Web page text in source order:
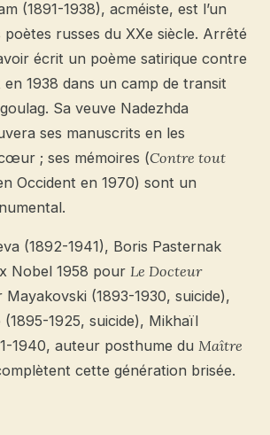
(1891-1938), acméiste, est l’un
poètes russes du XXe siècle. Arrêté
écrit un poème satirique contre
1938 dans un camp de transit
Sa veuve Nadezhda
ses manuscrits en les
; ses mémoires (Contre tout
Occident en 1970) sont un
(1892-1941), Boris Pasternak
Nobel 1958 pour Le Docteur
Mayakovski (1893-1930, suicide),
(1895-1925, suicide), Mikhaïl
1940, auteur posthume du Maître
cette génération brisée.